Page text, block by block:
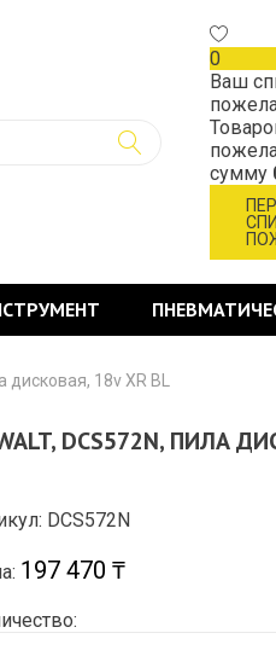
0
Ваш
сумму
дисковая, 18v XR BL
DCS572N, ПИЛА
DCS572N
197 470 ₸